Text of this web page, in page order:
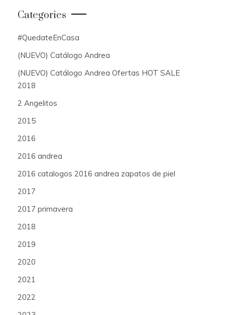
Categories
#QuedateEnCasa
(NUEVO) Catálogo Andrea
(NUEVO) Catálogo Andrea Ofertas HOT SALE
2018
2 Angelitos
2015
2016
2016 andrea
2016 catalogos 2016 andrea zapatos de piel
2017
2017 primavera
2018
2019
2020
2021
2022